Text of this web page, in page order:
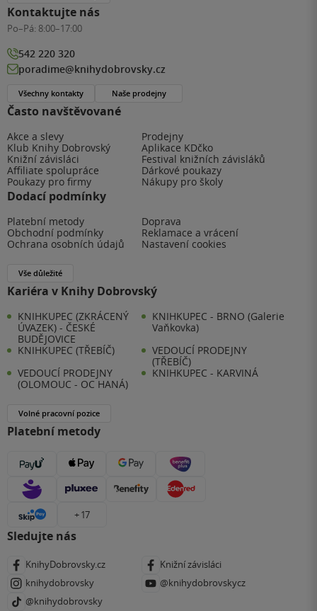
Často navštěvované
Akce a slevy
Prodejny
Klub Knihy Dobrovský
Aplikace KDčko
Knižní závisláci
Festival knižních závisláků
Affiliate spolupráce
Dárkové poukazy
Poukazy pro firmy
Nákupy pro školy
Dodací podmínky
Platební metody
Doprava
Obchodní podmínky
Reklamace a vrácení
Ochrana osobních údajů
Nastavení cookies
Vše důležité
Kariéra v Knihy Dobrovský
KNIHKUPEC (ZKRÁCENÝ
ÚVAZEK) - ČESKÉ
BUDĚJOVICE
KNIHKUPEC - BRNO (Galerie
Vaňkovka)
KNIHKUPEC (TŘEBÍČ)
VEDOUCÍ PRODEJNY
(TŘEBÍČ)
VEDOUCÍ PRODEJNY
(OLOMOUC - OC HANÁ)
KNIHKUPEC - KARVINÁ
Volné pracovní pozice
Platební metody
+ 17
Sledujte nás
KnihyDobrovsky.cz
Knižní závisláci
knihydobrovsky
@knihydobrovskycz
@knihydobrovsky
Kontaktujte nás
Po–Pá: 8:00–17:00
542 220 320
poradime@knihydobrovsky.cz
Všechny kontakty Naše prodejny